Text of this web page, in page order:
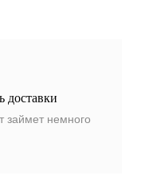
доставки
займет немного